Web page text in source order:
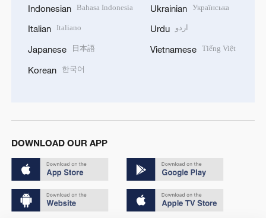
Indonesian Bahasa Indonesia
Italian Italiano
Japanese 日本語
Korean 한국어
Ukrainian Українська
Urdu اردو
Vietnamese Tiếng Việt
DOWNLOAD OUR APP